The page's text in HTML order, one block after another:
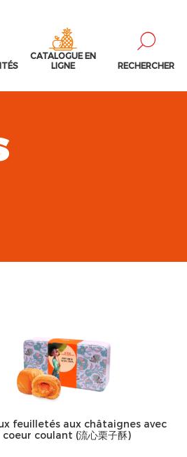
CATALOGUE EN
LIGNE
RECHERCHER
feuilletés aux châtaignes avec
coeur coulant (流心栗子酥)